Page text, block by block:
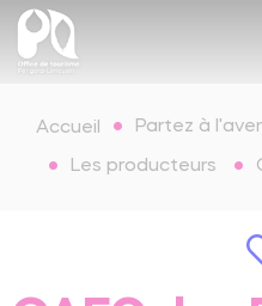
Accueil Partez à
Les producteurs